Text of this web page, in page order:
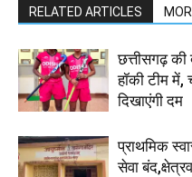
RELATED ARTICLES
छत्तीसगढ़ की
हॉकी टीम में,
दिखाएंगी दम
प्राथमिक
सेवा